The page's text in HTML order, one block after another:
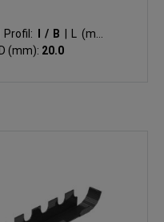
Profil: I / B
L (mm):
(mm): 20.0